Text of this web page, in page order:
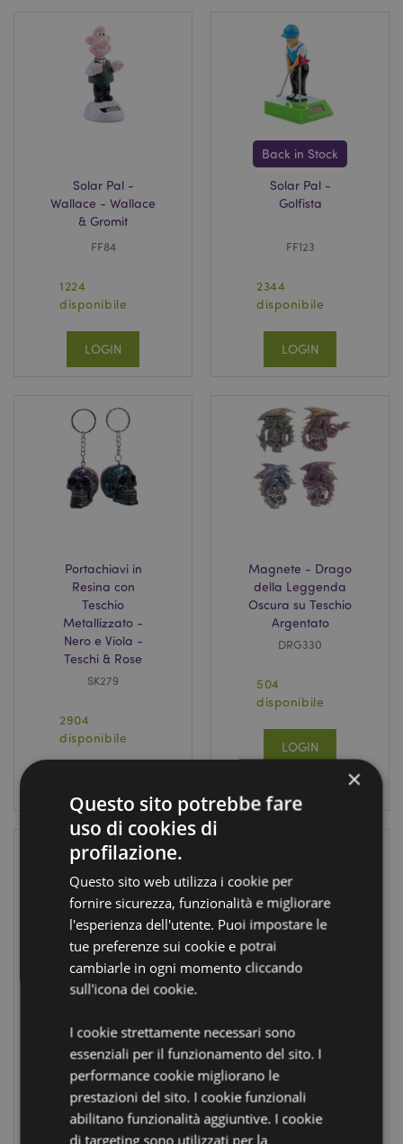
Solar Pal -
Wallace - Wallace
& Gromit
FF84
1224
disponibile
LOGIN
Back in Stock
Solar Pal -
Golfista
FF123
2344
disponibile
LOGIN
Portachiavi in
Resina con
Teschio
Metallizzato -
Nero e Viola -
Teschi & Rose
SK279
2904
disponibile
Magnete - Drago
della Leggenda
Oscura su Teschio
Argentato
DRG330
504
disponibile
LOGIN
FF68
1801
disponibile
LED e Suono
KEY59
1224
disponibile
×
Questo sito potrebbe fare
uso di cookies di
profilazione.
Questo sito web utilizza i cookie per
fornire sicurezza, funzionalità e migliorare
l'esperienza dell'utente. Puoi impostare le
tue preferenze sui cookie e potrai
cambiarle in ogni momento cliccando
sull'icona dei cookie.
I cookie strettamente necessari sono
essenziali per il funzionamento del sito. I
performance cookie migliorano le
prestazioni del sito. I cookie funzionali
abilitano funzionalità aggiuntive. I cookie
di targeting sono utilizzati per la